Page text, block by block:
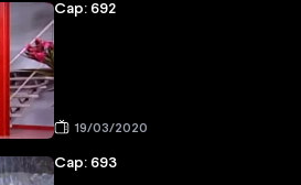
Cap: 692
19/03/2020
Cap: 693